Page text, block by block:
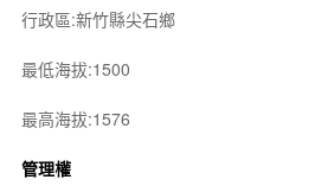
行政區:新竹縣尖石鄉
最低海拔:1500
最高海拔:1576
管理權